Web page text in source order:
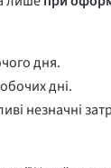
дня.
дні.
незначні